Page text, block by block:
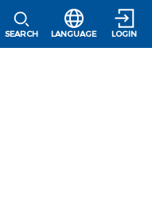
SEARCH
選択すると言語
LANGUAGE LOGIN